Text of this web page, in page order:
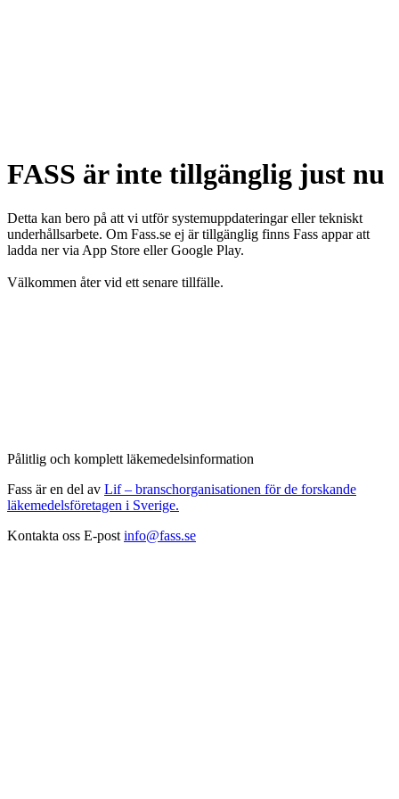
FASS är inte tillgänglig just nu
Detta kan bero på att vi utför systemuppdateringar eller tekniskt
underhållsarbete. Om Fass.se ej är tillgänglig finns Fass appar att
ladda ner via App Store eller Google Play.
Välkommen åter vid ett senare tillfälle.
Pålitlig och komplett läkemedelsinformation
Fass är en del av Lif – branschorganisationen för de forskande
läkemedelsföretagen i Sverige.
Kontakta oss E-post info@fass.se